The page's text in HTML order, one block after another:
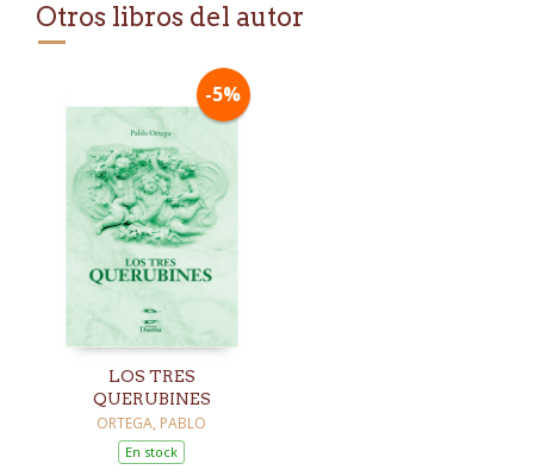
Otros libros del autor
-5%
LOS TRES
QUERUBINES
ORTEGA, PABLO
En stock